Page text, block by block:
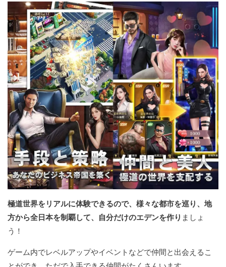
極道世界をリアルに体験できるので、様々な都市を巡り、地
方から全日本を制覇して、自分だけのエデンを作り ましょ
う！
ゲーム内でレベルアップやイベントなどで仲間と出会えるこ